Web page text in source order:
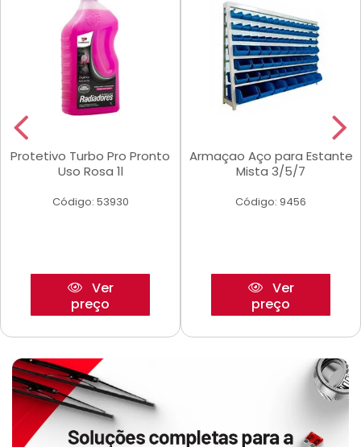
Protetivo Turbo Pro Pronto
Uso Rosa 1l
Código: 53930
Ver
preço
Armaçao Aço para Estante
Mista 3/5/7
Código: 9456
Ver
preço